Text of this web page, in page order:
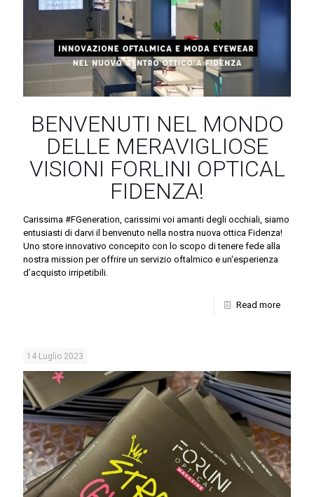
BENVENUTI NEL MONDO
DELLE MERAVIGLIOSE
VISIONI FORLINI OPTICAL
FIDENZA!
Carissima #FGeneration, carissimi voi amanti degli occhiali, siamo
entusiasti di darvi il benvenuto nella nostra nuova ottica Fidenza!
Uno store innovativo concepito con lo scopo di tenere fede alla
nostra mission per offrire un servizio oftalmico e un'esperienza
d’acquisto irripetibili.
Read more
14 Luglio 2023